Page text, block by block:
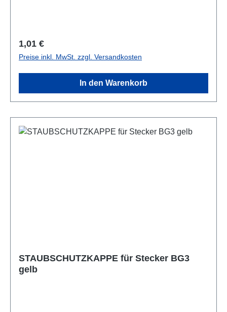
Regulärer Preis:
1,01 €
Preise inkl. MwSt. zzgl. Versandkosten
In den Warenkorb
STAUBSCHUTZKAPPE für Stecker BG3
gelb